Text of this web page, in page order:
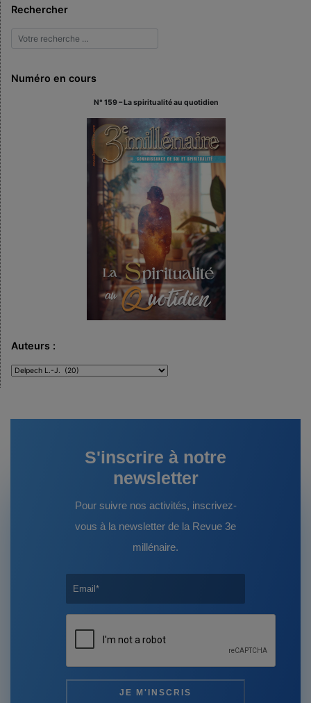
Rechercher
Numéro en cours
N° 159 – La spiritualité au quotidien
Auteurs :
Auteurs
S'inscrire à notre
newsletter
Pour suivre nos activités, inscrivez-
vous à la newsletter de la Revue 3e
millénaire.